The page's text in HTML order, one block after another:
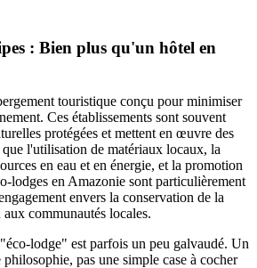
: Bien plus qu'un hôtel en
touristique conçu pour minimiser
Ces établissements sont souvent
protégées et mettent en œuvre des
l'utilisation de matériaux locaux, la
en eau et en énergie, et la promotion
lodges en Amazonie sont particulièrement
envers la conservation de la
communautés locales.
lodge" est parfois un peu galvaudé. Un
pas une simple case à cocher